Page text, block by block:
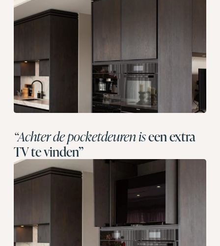
“Achter de pocketdeuren iseen extra
TV te vinden”